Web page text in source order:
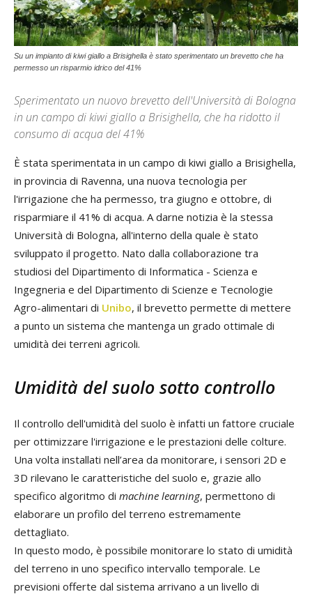
Su un impianto di kiwi giallo a Brisighella è stato sperimentato un brevetto che ha
permesso un risparmio idrico del 41%
Sperimentato un nuovo brevetto dell'Università di Bologna
in un campo di kiwi giallo a Brisighella, che ha ridotto il
consumo di acqua del 41%
È stata sperimentata in un campo di kiwi giallo a Brisighella,
in provincia di Ravenna, una nuova tecnologia per
l'irrigazione che ha permesso, tra giugno e ottobre, di
risparmiare il 41% di acqua. A darne notizia è la stessa
Università di Bologna, all'interno della quale è stato
sviluppato il progetto. Nato dalla collaborazione tra
studiosi del Dipartimento di Informatica - Scienza e
Ingegneria e del Dipartimento di Scienze e Tecnologie
Agro-alimentari di Unibo, il brevetto permette di mettere
a punto un sistema che mantenga un grado ottimale di
umidità dei terreni agricoli.
Umidità del suolo sotto controllo
Il controllo dell'umidità del suolo è infatti un fattore cruciale
per ottimizzare l'irrigazione e le prestazioni delle colture.
Una volta installati nell’area da monitorare, i sensori 2D e
3D rilevano le caratteristiche del suolo e, grazie allo
specifico algoritmo di machine learning, permettono di
elaborare un profilo del terreno estremamente
dettagliato.
In questo modo, è possibile monitorare lo stato di umidità
del terreno in uno specifico intervallo temporale. Le
previsioni offerte dal sistema arrivano a un livello di